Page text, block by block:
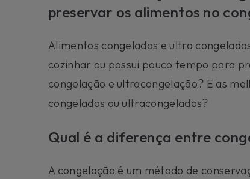
preservar os alimentos no
Alimentos congelados e ultra
cozinhar ou possui pouco tempo para
congelação e ultracongelação? E as
congelados ou ultracongelados?
Qual é a diferença entre
A congelação é um método de